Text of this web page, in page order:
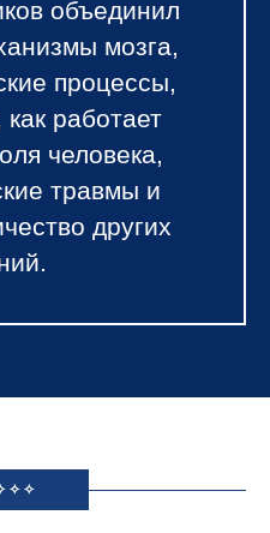
объединил
мозга,
процессы,
работает
человека,
травмы и
других